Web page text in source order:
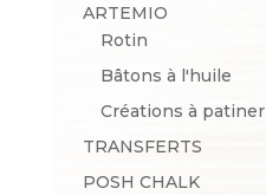
ARTEMIO
Rotin
Bâtons à l'huile
Créations à patiner
TRANSFERTS
POSH CHALK